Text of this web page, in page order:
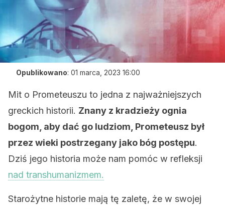
Opublikowano: 01 marca, 2023 16:00
Mit o Prometeuszu to jedna z najważniejszych
greckich historii. Znany z kradzieży ognia
bogom, aby dać go ludziom, Prometeusz był
przez wieki postrzegany jako bóg postępu.
Dziś jego historia może nam pomóc w refleksji
nad transhumanizmem.
Starożytne historie mają tę zaletę, że w swojej